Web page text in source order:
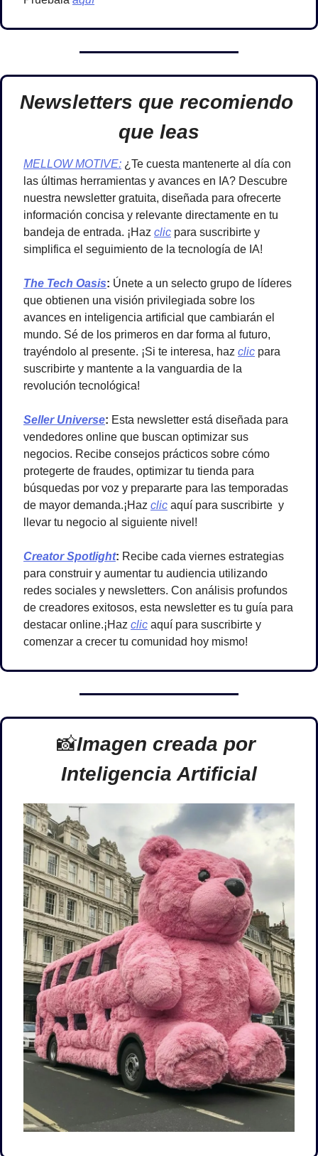
Newsletters que recomiendo
que leas
MELLOW MOTIVE: ¿Te cuesta mantenerte al día con
las últimas herramientas y avances en IA? Descubre
nuestra newsletter gratuita, diseñada para ofrecerte
información concisa y relevante directamente en tu
bandeja de entrada. ¡Haz clic para suscribirte y
simplifica el seguimiento de la tecnología de IA!
The Tech Oasis: Únete a un selecto grupo de líderes
que obtienen una visión privilegiada sobre los
avances en inteligencia artificial que cambiarán el
mundo. Sé de los primeros en dar forma al futuro,
trayéndolo al presente. ¡Si te interesa, haz clic para
suscribirte y mantente a la vanguardia de la
revolución tecnológica!
Seller Universe: Esta newsletter está diseñada para
vendedores online que buscan optimizar sus
negocios. Recibe consejos prácticos sobre cómo
protegerte de fraudes, optimizar tu tienda para
búsquedas por voz y prepararte para las temporadas
de mayor demanda.¡Haz clic aquí para suscribirte  y
llevar tu negocio al siguiente nivel!
Creator Spotlight: Recibe cada viernes estrategias
para construir y aumentar tu audiencia utilizando
redes sociales y newsletters. Con análisis profundos
de creadores exitosos, esta newsletter es tu guía para
destacar online.¡Haz clic aquí para suscribirte y
comenzar a crecer tu comunidad hoy mismo!
📸Imagen creada por
Inteligencia Artificial